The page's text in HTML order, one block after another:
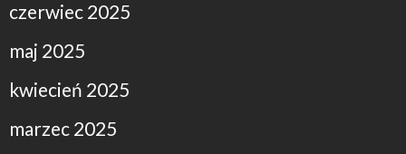
czerwiec 2025
maj 2025
kwiecień 2025
marzec 2025